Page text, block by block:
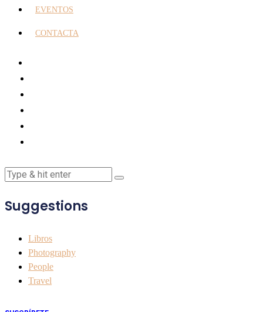
EVENTOS
CONTACTA
Suggestions
Libros
Photography
People
Travel